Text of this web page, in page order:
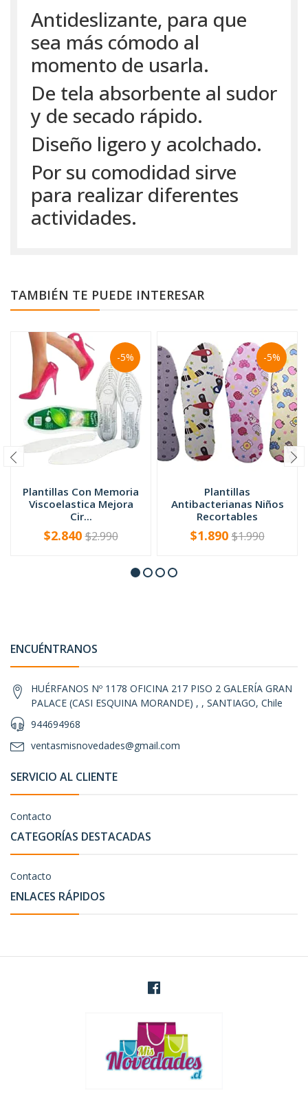
Antideslizante, para que
sea más cómodo al
momento de usarla.
De tela absorbente al sudor
y de secado rápido.
Diseño ligero y acolchado.
Por su comodidad sirve
para realizar diferentes
actividades.
TAMBIÉN TE PUEDE INTERESAR
-5%
Plantillas Con Memoria
Viscoelastica Mejora
Cir...
+
$2.840$2.990
-5%
Plantillas
Antibacterianas Niños
Recortables
+
$1.890$1.990
ENCUÉNTRANOS
HUÉRFANOS Nº 1178 OFICINA 217 PISO 2 GALERÍA GRAN
PALACE (CASI ESQUINA MORANDE) , , SANTIAGO, Chile
944694968
ventasmisnovedades@gmail.com
SERVICIO AL CLIENTE
Contacto
CATEGORÍAS DESTACADAS
Contacto
ENLACES RÁPIDOS